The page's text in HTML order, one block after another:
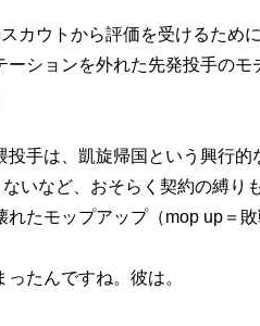
カウトから評価を受けるため
ーションを外れた先発投手のモ
手は、凱旋帰国という興行的
いなど、おそらく契約の縛り
れたモップアップ（mop up＝
たんですね。彼は。